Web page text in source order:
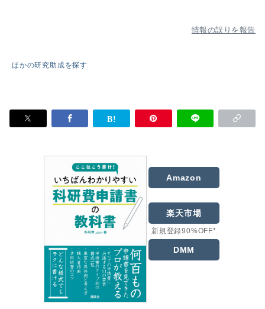
情報の誤りを報告
ほかの研究助成を探す
Amazon
楽天市場
新規登録90%OFF*
DMM